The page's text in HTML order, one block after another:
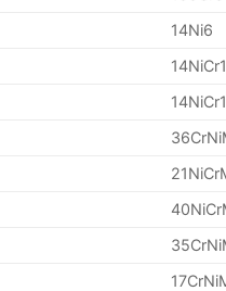
14Ni6